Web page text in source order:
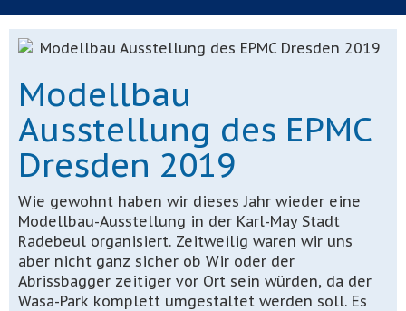
Modellbau
Ausstellung des EPMC
Dresden 2019
Wie gewohnt haben wir dieses Jahr wieder eine
Modellbau-Ausstellung in der Karl-May Stadt
Radebeul organisiert. Zeitweilig waren wir uns
aber nicht ganz sicher ob Wir oder der
Abrissbagger zeitiger vor Ort sein würden, da der
Wasa-Park komplett umgestaltet werden soll. Es